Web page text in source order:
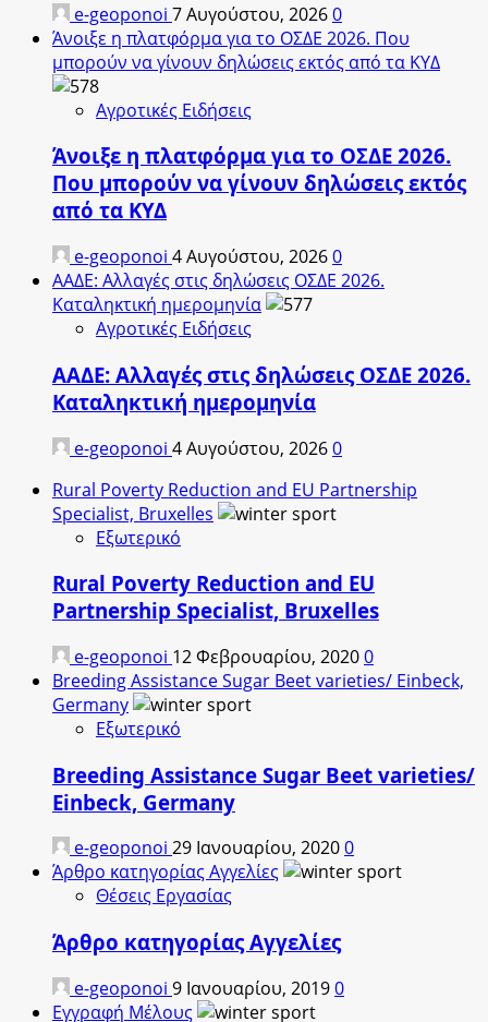
e-geoponoi 7 Αυγούστου, 20260
Άνοιξε η πλατφόρμα για το ΟΣΔΕ 2026. Που
μπορούν να γίνουν δηλώσεις εκτός από τα ΚΥΔ
Αγροτικές Ειδήσεις
Άνοιξε η πλατφόρμα για το ΟΣΔΕ 2026.
Που μπορούν να γίνουν δηλώσεις εκτός
από τα ΚΥΔ
e-geoponoi 4 Αυγούστου, 20260
ΑΑΔΕ: Αλλαγές στις δηλώσεις ΟΣΔΕ 2026.
Καταληκτική ημερομηνία
Αγροτικές Ειδήσεις
ΑΑΔΕ: Αλλαγές στις δηλώσεις ΟΣΔΕ 2026.
Καταληκτική ημερομηνία
e-geoponoi 4 Αυγούστου, 20260
Rural Poverty Reduction and EU Partnership
Specialist, Bruxelles
Εξωτερικό
Rural Poverty Reduction and EU
Partnership Specialist, Bruxelles
e-geoponoi 12 Φεβρουαρίου, 20200
Breeding Assistance Sugar Beet varieties/ Einbeck,
Germany
Εξωτερικό
Breeding Assistance Sugar Beet varieties/
Einbeck, Germany
e-geoponoi 29 Ιανουαρίου, 20200
Άρθρο κατηγορίας Αγγελίες
Θέσεις Εργασίας
Άρθρο κατηγορίας Αγγελίες
e-geoponoi 9 Ιανουαρίου, 20190
Εγγραφή Μέλους